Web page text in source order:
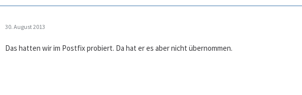
30. August 2013
Das hatten wir im Postfix probiert. Da hat er es aber nicht übernommen.